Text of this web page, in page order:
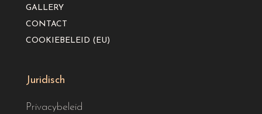
GALLERY
CONTACT
COOKIEBELEID (EU)
Juridisch
Privacybeleid